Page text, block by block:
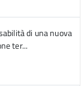
di una nuova
ter...